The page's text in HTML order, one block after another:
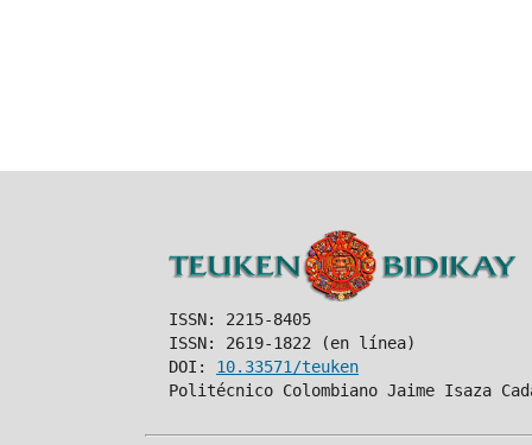
ISSN: 2215-8405
ISSN: 2619-1822 (en línea)
DOI: 10.33571/teuken
Politécnico Colombiano Jaime Isaza